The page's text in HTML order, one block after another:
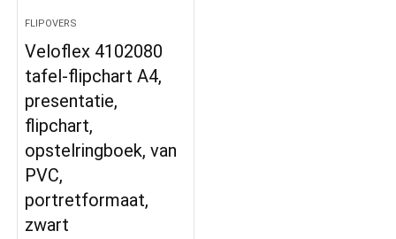
FLIPOVERS
Veloflex 4102080
tafel-flipchart A4,
presentatie,
flipchart,
opstelringboek, van
PVC,
portretformaat,
zwart